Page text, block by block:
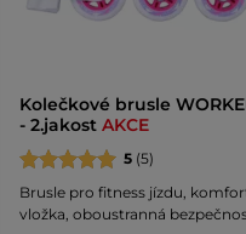
Kolečkové brusle
- 2.jakost AKCE
5(5)
Brusle pro fitness jízdu,
vložka, oboustranná